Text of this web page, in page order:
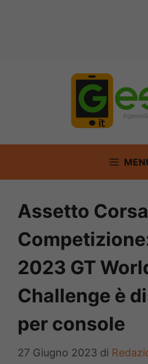
Assetto Corsa
2023 GT
Challenge è
per console
27 Giugno 2023 di